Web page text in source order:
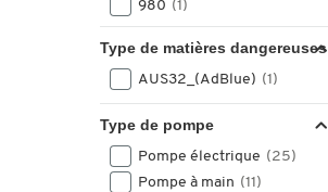
couvercle à charnière (1)
avec pompe à main et
couvercle à charnière
980 (1)
1000(4)
1500(4)
2500(2)
Type de matières dangereuses
AUS32_(AdBlue) (1)
Type de pompe
Pompe électrique (25)
Pompe à main (11)